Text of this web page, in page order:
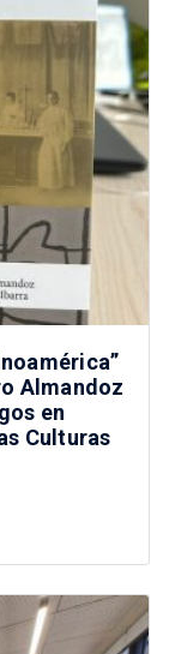
Almandoz
en
Culturas